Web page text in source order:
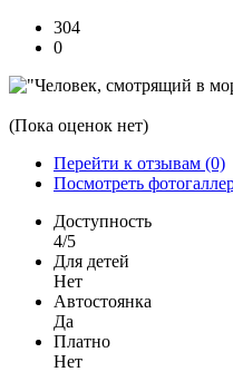
304
0
(Пока оценок нет)
Перейти к отзывам (0)
Посмотреть
Доступность
4/5
Для детей
Нет
Автостоянка
Да
Платно
Нет